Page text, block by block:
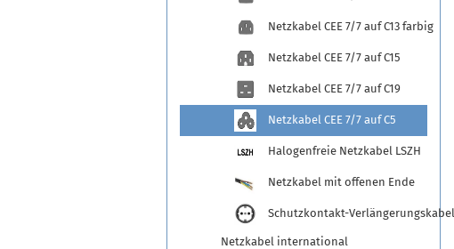
Netzkabel CEE 7/7 auf C13 farbig
Netzkabel CEE 7/7 auf C15
Netzkabel CEE 7/7 auf C19
Netzkabel CEE 7/7 auf C5
Halogenfreie Netzkabel LSZH
Netzkabel mit offenen Ende
Schutzkontakt-Verlängerungskabel
Netzkabel international